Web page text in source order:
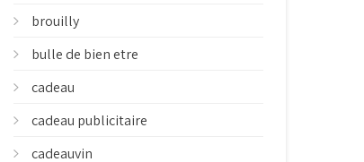
brouilly
bulle de bien etre
cadeau
cadeau publicitaire
cadeauvin